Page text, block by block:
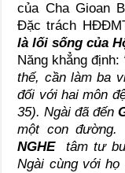
của Cha Gioan
Đặc trách
là lối sống của
Năng khẳng định:
thế, cần làm ba
đối với hai môn
35). Ngài đã đến
một con đường.
NGHEtâm tư
Ngài cùng với